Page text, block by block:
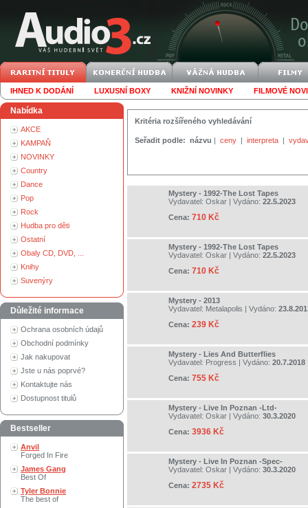
IHNED K DODÁNÍ LUXUSNÍ BOXY KNIŽNÍ NOVINKY FILMOVÉ
Nabídka
AKCE
KAMPAŇ
NOVINKY
Country
Dance
Pop
Rock
Hudba pro děti
Ostatní
Obaly CD, DVD, ...
Knihy
Suvenýry
Důležité informace
Ochrana osobních údajů
Obchodní podmínky
Jak nakupovat
Jste u nás poprvé?
Kontaktujte nás
Dostupnost titulů
Bestseller
Anvil
Forged In Fire
James Gang
Best Of
Tyler Bonnie
The best of
Kritéria rozšířeného vyhledávání
Seřadit podle: názvu | ceny | interpreta |
Mystery - 1992-The Lost Tapes
Vydavatel: Oskar | Vydáno: 22.5.2023
Cena: 710 Kč
Mystery - 1992-The Lost Tapes
Vydavatel: Oskar | Vydáno: 22.5.2023
Cena: 710 Kč
Mystery - 2013
Vydavatel: Metalapolis | Vydáno:
Cena: 239 Kč
Mystery - Lies And Butterflies
Vydavatel: Progress | Vydáno: 20.7.2018
Cena: 755 Kč
Mystery - Live In Poznan -Ltd-
Vydavatel: Oskar | Vydáno: 30.3.2020
Cena: 3936 Kč
Mystery - Live In Poznan -Spec-
Vydavatel: Oskar | Vydáno: 30.3.2020
Cena: 2735 Kč